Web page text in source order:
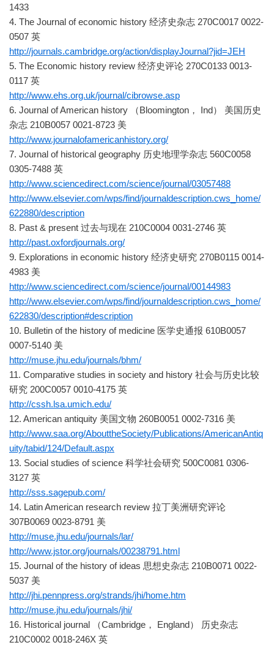
1433
4. The Journal of economic history 经济史杂志 270C0017 0022-
0507 英
http://journals.cambridge.org/action/displayJournal?jid=JEH
5. The Economic history review 经济史评论 270C0133 0013-
0117 英
http://www.ehs.org.uk/journal/cibrowse.asp
6. Journal of American history （Bloomington， Ind） 美国历史
杂志 210B0057 0021-8723 美
http://www.journalofamericanhistory.org/
7. Journal of historical geography 历史地理学杂志 560C0058
0305-7488 英
http://www.sciencedirect.com/science/journal/03057488
http://www.elsevier.com/wps/find/journaldescription.cws_home/
622880/description
8. Past & present 过去与现在 210C0004 0031-2746 英
http://past.oxfordjournals.org/
9. Explorations in economic history 经济史研究 270B0115 0014-
4983 美
http://www.sciencedirect.com/science/journal/00144983
http://www.elsevier.com/wps/find/journaldescription.cws_home/
622830/description#description
10. Bulletin of the history of medicine 医学史通报 610B0057
0007-5140 美
http://muse.jhu.edu/journals/bhm/
11. Comparative studies in society and history 社会与历史比较
研究 200C0057 0010-4175 英
http://cssh.lsa.umich.edu/
12. American antiquity 美国文物 260B0051 0002-7316 美
http://www.saa.org/AbouttheSociety/Publications/AmericanAntiq
uity/tabid/124/Default.aspx
13. Social studies of science 科学社会研究 500C0081 0306-
3127 英
http://sss.sagepub.com/
14. Latin American research review 拉丁美洲研究评论
307B0069 0023-8791 美
http://muse.jhu.edu/journals/lar/
http://www.jstor.org/journals/00238791.html
15. Journal of the history of ideas 思想史杂志 210B0071 0022-
5037 美
http://jhi.pennpress.org/strands/jhi/home.htm
http://muse.jhu.edu/journals/jhi/
16. Historical journal （Cambridge， England） 历史杂志
210C0002 0018-246X 英